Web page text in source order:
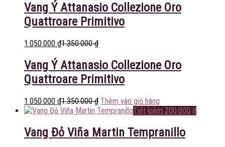
Vang Ý Attanasio Collezione Oro
Quattroare Primitivo
1.050.000 ₫1.350.000₫
Vang Ý Attanasio Collezione Oro
Quattroare Primitivo
1.050.000 ₫1.350.000₫ Thêm vào giỏ hàng
Tiết kiệm 200.000 ₫
Vang Đỏ Viña Martin Tempranillo